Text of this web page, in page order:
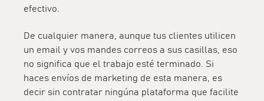
efectivo.
De cualquier manera, aunque tus clientes utilicen
un email y vos mandes correos a sus casillas, eso
no significa que el trabajo esté terminado. Si
haces envíos de marketing de esta manera, es
decir sin contratar ningúna plataforma que facilite